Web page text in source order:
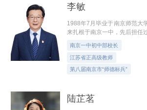
李敏
1988年7月毕业于南京师范大
来扎根于南京一中，先后担任
工处主任，现任南京一中副
育教学一线，努力践行着“以德
南京一中初中部校长
江苏省正高级教师
第八届南京市“师德标兵”
陆芷茗